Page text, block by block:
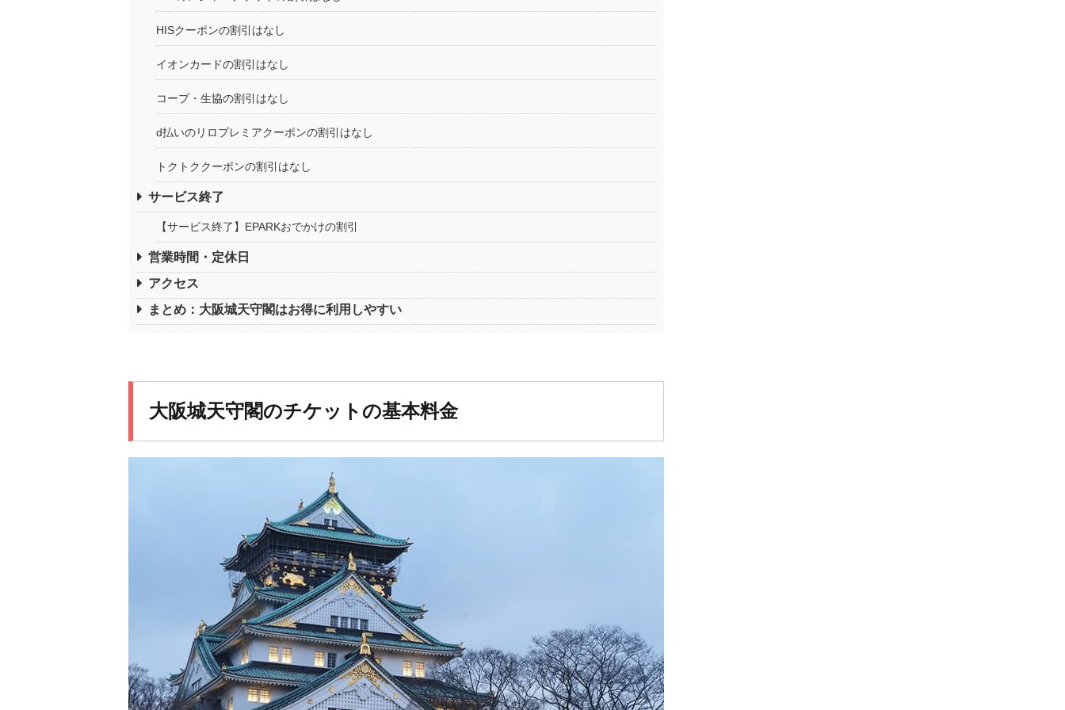
HISクーポンの割引はなし
イオンカードの割引はなし
コープ・生協の割引はなし
d払いのリロプレミアクーポンの割引はなし
トクトククーポンの割引はなし
サービス終了
【サービス終了】EPARKおでかけの割引
営業時間・定休日
アクセス
まとめ：大阪城天守閣はお得に利用しやすい
大阪城天守閣のチケットの基本料金